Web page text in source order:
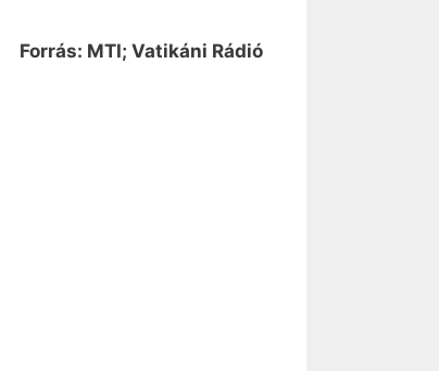
Forrás: MTI; Vatikáni Rádió